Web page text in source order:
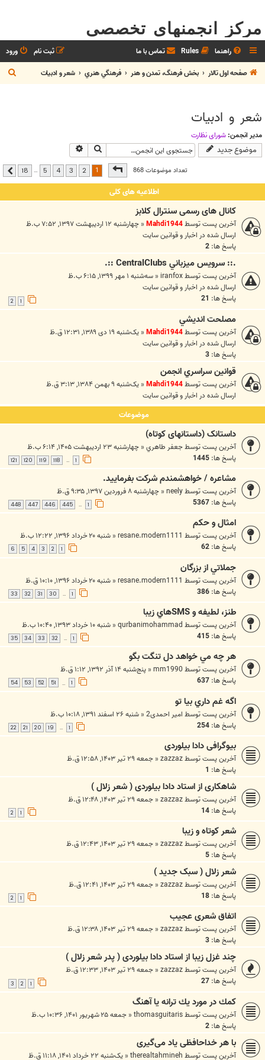
مرکز انجمنهای تخصصی
راهنما Rules تماس با ما ورود
ثبت نام
صفحه اول تالار
بخش فرهنگ، تمدن و هنر فرهنگي هنري شعر و ادبيات
ج
س
شعر و ادبيات
مدیر انجمن: شوراي نظارت
موضوع جدید جستجو
تعداد موضوعات 868صفحه از18
2
3
4
5
…
18 بعدی
اطلاعیه های کلی
کانال های رسمی سنترال کلابز
آخرین پست توسطMahdi1944
« چهارشنبه ۱۲ اردیبهشت ۱۳۹۷, ۷:۵۲ ب.ظ
ارسال شده در اخبار و قوانين سايت
پاسخ ها: 2
.:: سرويس ميزباني CentralClubs ::.
آخرین پست توسطiranfox
« سه‌شنبه ۱ مهر ۱۳۹۹, ۶:۱۵ ب.ظ
ارسال شده در اخبار و قوانين سايت
پاسخ ها: 21
مصلحت انديشي
آخرین پست توسطMahdi1944
« یک‌شنبه ۱۹ دی ۱۳۸۹, ۱۲:۳۱ ق.ظ
ارسال شده در اخبار و قوانين سايت
پاسخ ها: 3
قوانين سراسري انجمن
آخرین پست توسطMahdi1944
« یک‌شنبه ۹ بهمن ۱۳۸۴, ۳:۱۳ ق.ظ
ارسال شده در اخبار و قوانين سايت
موضوعات
داستانک (داستانهای کوتاه)
آخرین پست توسطجعفر طاهري« چهارشنبه ۲۳ اردیبهشت ۱۴۰۵, ۶:۱۴ ب.ظ
پاسخ ها: 1445
…
118
119
120
121
مشاعره / خواهشمندم شرکت بفرماييد.
آخرین پست توسطneely
« چهارشنبه ۸ فروردین ۱۳۹۷, ۹:۳۵ ق.ظ
پاسخ ها: 5367
…
445
446
447
448
امثال و حکم
آخرین پست توسطresane.modern1111
« شنبه ۲۰ خرداد ۱۳۹۶, ۱۲:۲۲ ب.ظ
پاسخ ها: 62
3
4
5
6
جملاتي از بزرگان
آخرین پست توسطresane.modern1111
« شنبه ۲۰ خرداد ۱۳۹۶, ۱۰:۱۰ ق.ظ
پاسخ ها: 386
…
30
31
32
33
طنز، لطيفه و SMSهاي زيبا
آخرین پست توسطqurbanimohammad
« شنبه ۱۰ خرداد ۱۳۹۳, ۱۰:۴۰ ب.ظ
پاسخ ها: 415
…
32
33
34
35
هر چه مي خواهد دل تنگت بگو
آخرین پست توسطmm1990
« پنج‌شنبه ۱۴ آذر ۱۳۹۲, ۱:۱۲ ق.ظ
پاسخ ها: 637
…
51
52
53
54
اگه غم داري بيا تو
آخرین پست توسطامیر احمدی2 « شنبه ۲۶ اسفند ۱۳۹۱, ۱۰:۱۸ ب.ظ
پاسخ ها: 254
…
19
20
21
22
بیوگرافی دادا بیلوردی
آخرین پست توسطzazzaz
« جمعه ۲۹ تیر ۱۴۰۳, ۱۲:۵۸ ق.ظ
پاسخ ها: 1
شاهکاری از استاد دادا بیلوردی ( شعر زلال )
آخرین پست توسطzazzaz
« جمعه ۲۹ تیر ۱۴۰۳, ۱۲:۴۸ ق.ظ
پاسخ ها: 14
شعر کوتاه و زیبا
آخرین پست توسطzazzaz
« جمعه ۲۹ تیر ۱۴۰۳, ۱۲:۴۳ ق.ظ
پاسخ ها: 5
شعر زلال ( سبک جدید )
آخرین پست توسطzazzaz
« جمعه ۲۹ تیر ۱۴۰۳, ۱۲:۴۱ ق.ظ
پاسخ ها: 18
اتفاق شعری عجیب
آخرین پست توسطzazzaz
« جمعه ۲۹ تیر ۱۴۰۳, ۱۲:۳۸ ق.ظ
پاسخ ها: 3
چند غزل زیبا از استاد دادا بیلوردی ( پدر شعر زلال )
آخرین پست توسطzazzaz
« جمعه ۲۹ تیر ۱۴۰۳, ۱۲:۳۳ ق.ظ
پاسخ ها: 27
3
كمك در مورد يك ترانه يا آهنگ
آخرین پست توسطthomasguitaris
« جمعه ۲۵ شهریور ۱۴۰۱, ۱۰:۳۶ ب.ظ
پاسخ ها: 2
با هر خداحافظی یاد می‌گیری
آخرین پست توسطtherealtahmineh
« یک‌شنبه ۲۲ خرداد ۱۴۰۱, ۱۱:۱۸ ق.ظ